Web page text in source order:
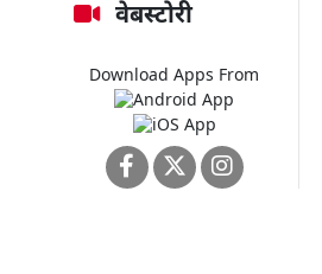
वेबस्टोरी
Download Apps From